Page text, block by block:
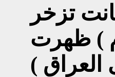
تزخر
) ظهرت
)